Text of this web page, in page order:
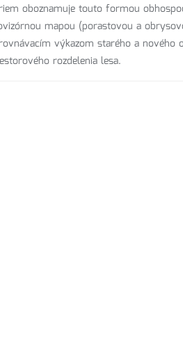
oboznamuje touto formou
mapou (porastovou a
výkazom starého a nového
rozdelenia lesa.